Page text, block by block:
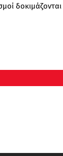
δοκιμάζονται